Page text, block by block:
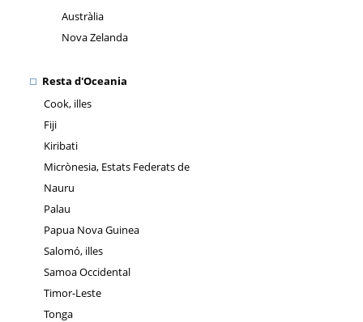
Austràlia
Nova Zelanda
Resta d'Oceania
Cook, illes
Fiji
Kiribati
Micrònesia, Estats Federats de
Nauru
Palau
Papua Nova Guinea
Salomó, illes
Samoa Occidental
Timor-Leste
Tonga